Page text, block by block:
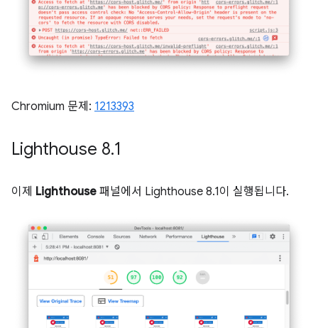
Chromium 문제: 1213393
Lighthouse 8.1
이제 Lighthouse 패널에서 Lighthouse 8.1이 실행됩니다.